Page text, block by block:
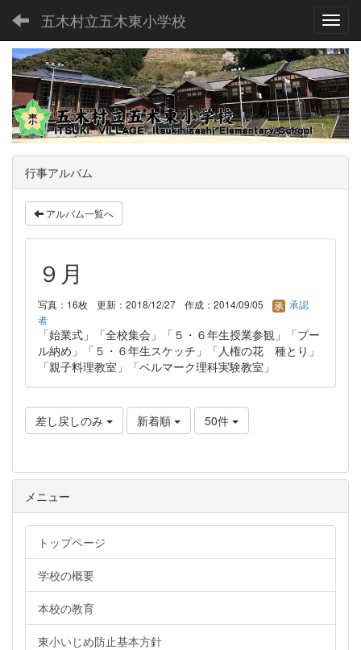
五木村立五木東小学校
行事アルバム
アルバム一覧へ
９月
写真：16枚 更新：2018/12/27 作成：2014/09/05
承認
者
「始業式」「全校集会」「５・６年生授業参観」「プー
ル納め」「５・６年生スケッチ」「人権の花 種とり」
「親子料理教室」「ベルマーク理科実験教室」
差し戻しのみ 新着順 50件
メニュー
トップページ
学校の概要
本校の教育
東小いじめ防止基本方針